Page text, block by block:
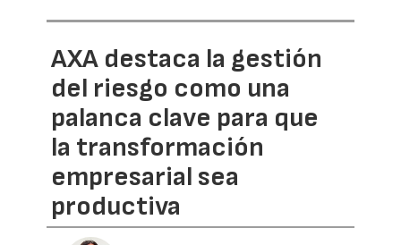
AXA destaca la gestión
del riesgo como una
palanca clave para que
la transformación
empresarial sea
productiva